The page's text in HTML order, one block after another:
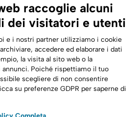
Sicurezza Digitale
Cloud
Seguici su:
raccoglie alcuni
dei visitatori e utenti
e i nostri partner utilizziamo i cookie
accedere ed elaborare i dati
la visita al sito web o la
annunci. Poiché rispettiamo il tuo
scegliere di non consentire
su preferenze GDPR per saperne di